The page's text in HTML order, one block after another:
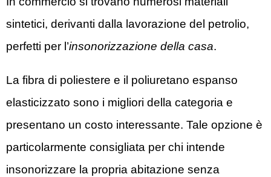
sintetici, derivanti dalla lavorazione del petrolio,
perfetti per l’insonorizzazione della casa.
La fibra di poliestere e il poliuretano espanso
elasticizzato sono i migliori della categoria e
presentano un costo interessante. Tale opzione è
particolarmente consigliata per chi intende
insonorizzare la propria abitazione senza